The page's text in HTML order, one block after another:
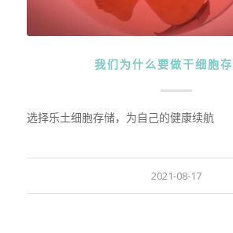
我们为什么要做干细胞存
选择乐土细胞存储，为自己的健康续航
2021-08-17